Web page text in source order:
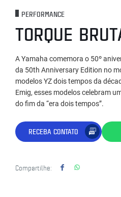
PERFORMANCE
TORQUE
A Yamaha comemora o 50º
da 50th Anniversary Edition no
modelos YZ dois tempos da
Emig, esses modelos celebram
do fim da “era dois tempos”.
RECEBA CONTATO
Compartilhe: